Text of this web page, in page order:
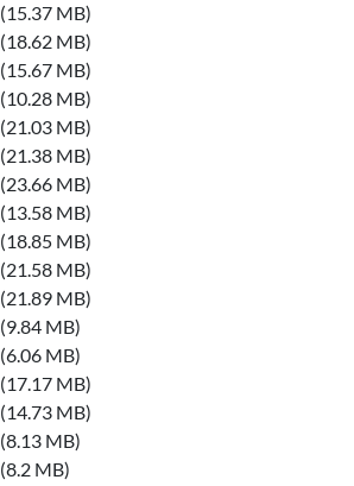
(15.37 MB)
(18.62 MB)
(15.67 MB)
(10.28 MB)
(21.03 MB)
(21.38 MB)
(23.66 MB)
(13.58 MB)
(18.85 MB)
(21.58 MB)
(21.89 MB)
(9.84 MB)
(6.06 MB)
(17.17 MB)
(14.73 MB)
(8.13 MB)
(8.2 MB)